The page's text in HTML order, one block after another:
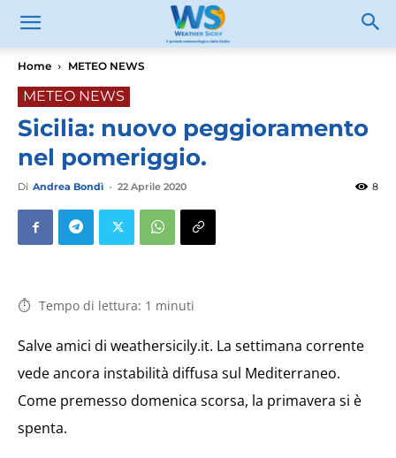
Home METEO NEWS
METEO NEWS
Sicilia: nuovo peggioramento
nel pomeriggio.
Di Andrea Bondì - 22 Aprile 2020 8
Tempo di lettura: 1 minuti
Salve amici di weathersicily.it. La settimana corrente
vede ancora instabilità diffusa sul Mediterraneo.
Come premesso domenica scorsa, la primavera si è
spenta.